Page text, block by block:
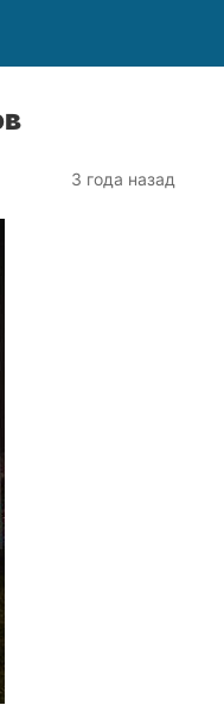
3 года назад